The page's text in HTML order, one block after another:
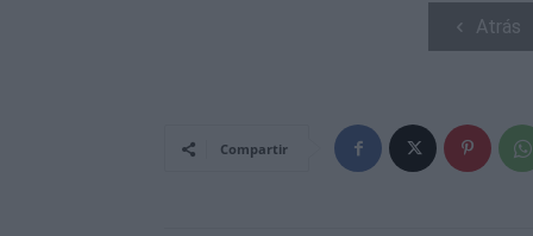
Atrás
Compartir